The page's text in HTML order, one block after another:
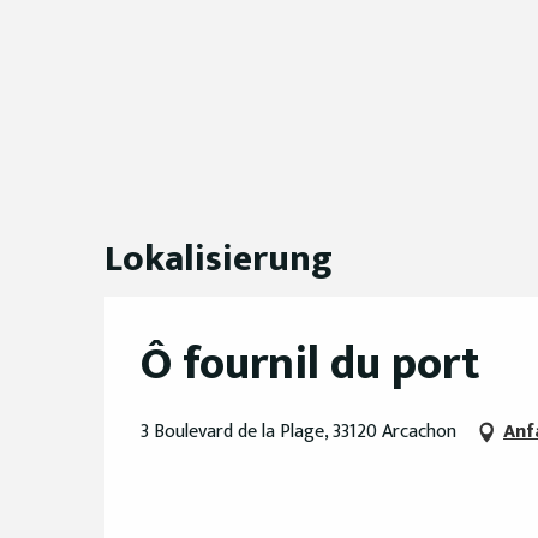
Lokalisierung
Ô fournil du port
3 Boulevard de la Plage, 33120 Arcachon